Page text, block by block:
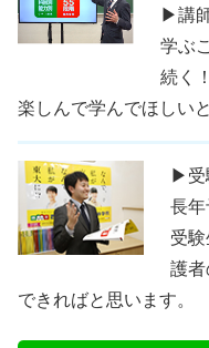
▶講
学ぶ
続く
楽しんで学んでほしい
▶受
長年
受
護者
できればと思います。